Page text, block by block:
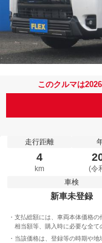
このクルマは
走行距離
4
km (令
車検
新車未登録
支払総額には、車両本体価格
相当額等、購入時に必要な全て
当該価格は、登録等の時期や地